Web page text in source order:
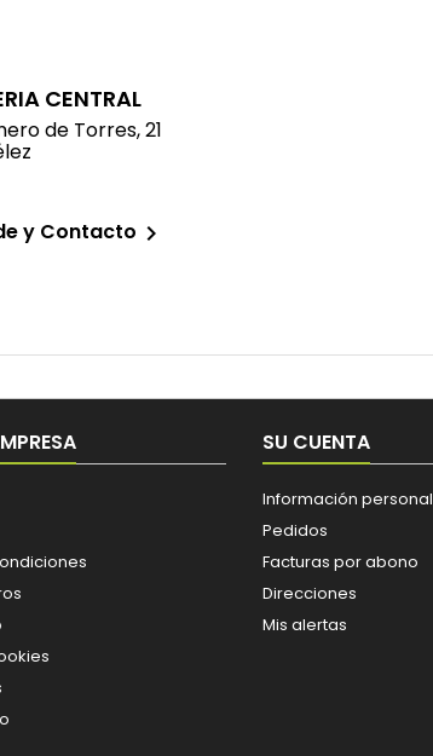
CENTRAL
de Torres, 21
y Contacto 
SU CUENTA
Información personal
Pedidos
Facturas por abono
Direcciones
Mis alertas